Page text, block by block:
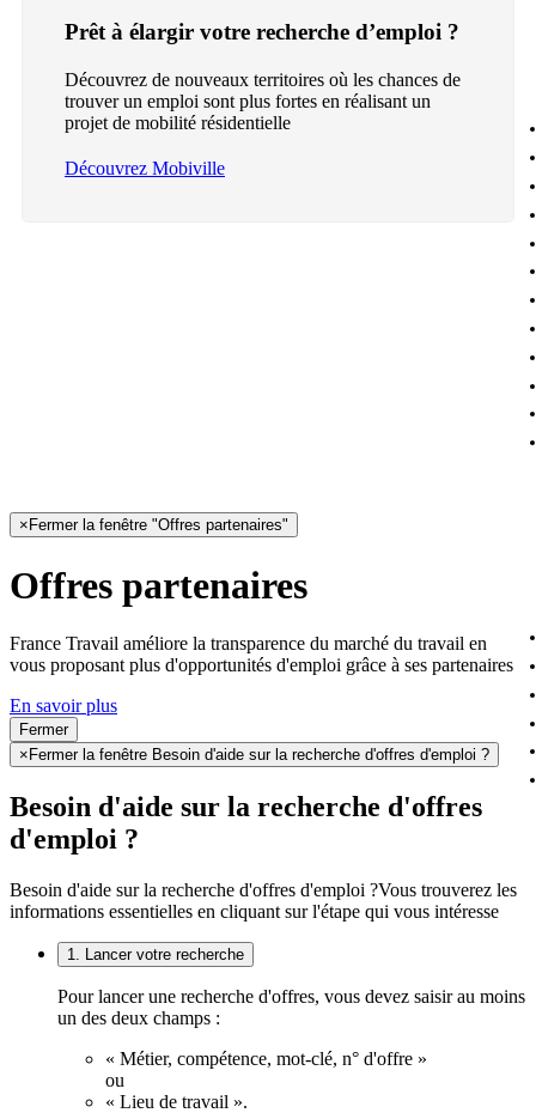
Prêt à élargir votre recherche d’emploi ?
Découvrez de nouveaux territoires où les chances de
trouver un emploi sont plus fortes en réalisant un
projet de mobilité résidentielle
Découvrez Mobiville
× Fermer la fenêtre "Offres partenaires"
Offres partenaires
France Travail améliore la transparence du marché du travail en
vous proposant plus d'opportunités d'emploi grâce à ses partenaires
En savoir plus
Fermer
× Fermer la fenêtre Besoin d'aide sur la recherche d'offres d'emploi ?
Besoin d'aide sur la recherche d'offres
d'emploi ?
Besoin d'aide sur la recherche d'offres d'emploi ?Vous trouverez les
informations essentielles en cliquant sur l'étape qui vous intéresse
1. Lancer votre recherche
Pour lancer une recherche d'offres, vous devez saisir au moins
un des deux champs :
« Métier, compétence, mot-clé, n° d'offre »
ou
« Lieu de travail ».